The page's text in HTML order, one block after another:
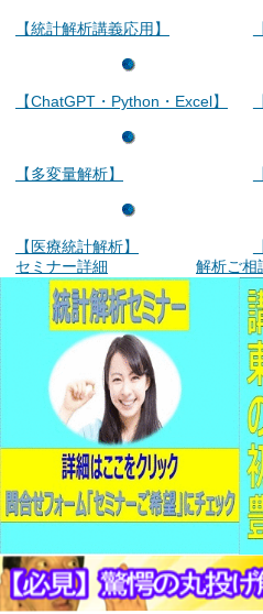
【統計解析講義応用】
【ChatGPT・Python・Excel】
【多変量解析】
【医療統計解析】
セミナー詳細
解析ご相